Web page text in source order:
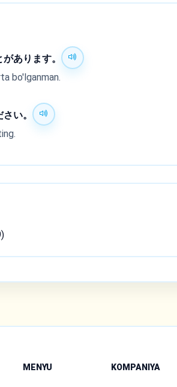
があります。
bo'lganman.
さい。
MENYU KOMPANIYA